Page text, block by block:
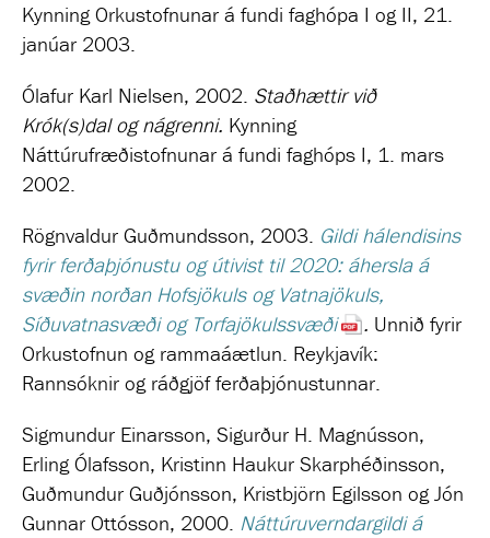
Kynning Orkustofnunar á fundi faghópa I og II, 21.
janúar 2003.
Ólafur Karl Nielsen, 2002. Staðhættir við
Krók(s)dal og nágrenni. Kynning
Náttúrufræðistofnunar á fundi faghóps I, 1. mars
2002.
Rögnvaldur Guðmundsson, 2003. Gildi hálendisins
fyrir ferðaþjónustu og útivist til 2020: áhersla á
svæðin norðan Hofsjökuls og Vatnajökuls,
Síðuvatnasvæði og Torfajökulssvæði
. Unnið fyrir
Orkustofnun og rammaáætlun. Reykjavík:
Rannsóknir og ráðgjöf ferðaþjónustunnar.
Sigmundur Einarsson, Sigurður H. Magnússon,
Erling Ólafsson, Kristinn Haukur Skarphéðinsson,
Guðmundur Guðjónsson, Kristbjörn Egilsson og Jón
Gunnar Ottósson, 2000. Náttúruverndargildi á